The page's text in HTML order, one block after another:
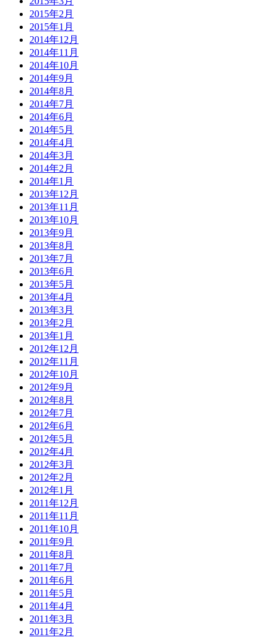
2015年2月
2015年1月
2014年12月
2014年11月
2014年10月
2014年9月
2014年8月
2014年7月
2014年6月
2014年5月
2014年4月
2014年3月
2014年2月
2014年1月
2013年12月
2013年11月
2013年10月
2013年9月
2013年8月
2013年7月
2013年6月
2013年5月
2013年4月
2013年3月
2013年2月
2013年1月
2012年12月
2012年11月
2012年10月
2012年9月
2012年8月
2012年7月
2012年6月
2012年5月
2012年4月
2012年3月
2012年2月
2012年1月
2011年12月
2011年11月
2011年10月
2011年9月
2011年8月
2011年7月
2011年6月
2011年5月
2011年4月
2011年3月
2011年2月